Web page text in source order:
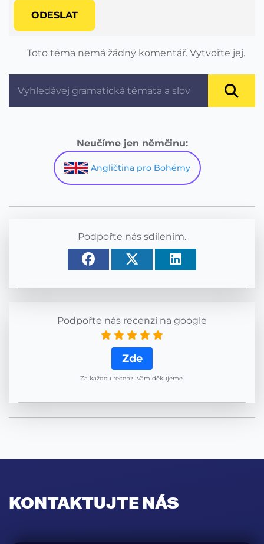
ODESLAT
Toto téma nemá žádný komentář. Vytvořte jej.
Neučíme jen němčinu:
Angličtina pro Bohémy
Podpořte nás sdílením.
Podpořte nás recenzí na google
Zde
Za každou recenzi Vám děkujeme.
KONTAKTUJTE NÁS